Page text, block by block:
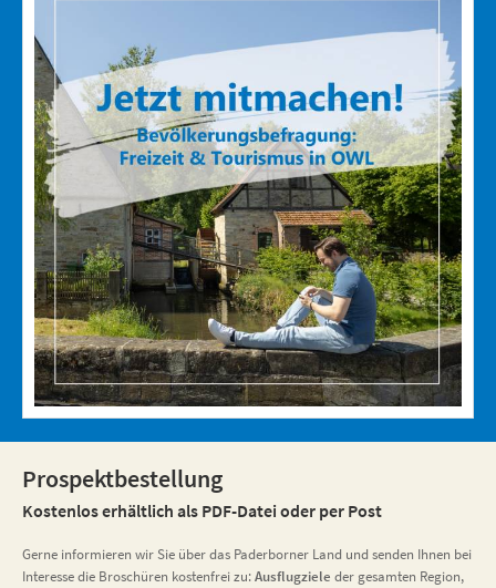
Prospektbestellung
Kostenlos erhältlich als PDF-Datei oder per Post
Gerne informieren wir Sie über das Paderborner Land und senden Ihnen bei
Interesse die Broschüren kostenfrei zu:Ausflugziele der gesamten Region,